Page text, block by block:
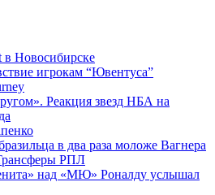
в Новосибирске
игрокам “Ювентуса”
Реакция звезд НБА на
в два раза моложе Вагнера
РПЛ
над «МЮ» Роналду услышал